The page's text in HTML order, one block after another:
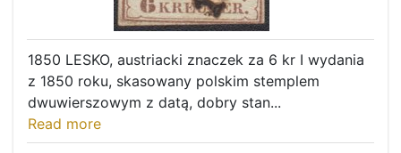
1850 LESKO, austriacki znaczek za 6 kr I wydania
z 1850 roku, skasowany polskim stemplem
dwuwierszowym z datą, dobry stan...
Read more